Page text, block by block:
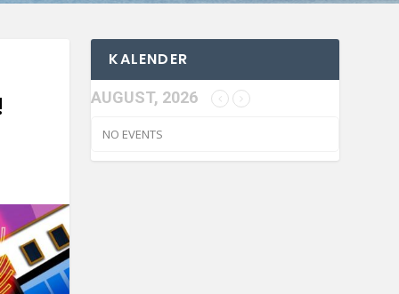
KALENDER
AUGUST, 2026
NO EVENTS